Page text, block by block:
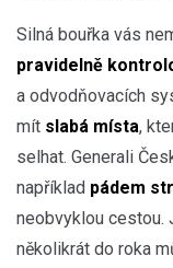
Silná bouřka vás
pravidelně
a odvodňovacích
mít slabá místa,
selhat. Generali
například pádem
neobvyklou cestou.
několikrát do roka